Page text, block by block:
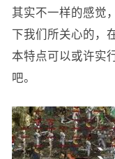
其实不一样的感觉
下我们所关心的，
本特点可以或许实
吧。